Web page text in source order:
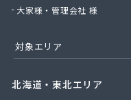
久保田商店
協栄石油瓦斯株式会社
桐山商店
串田燃料店
大家様・管理会社 様
対象エリア
北海道・東北エリア